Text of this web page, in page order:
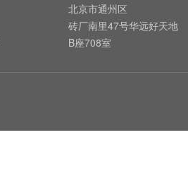
北京市通州区
砖厂南里47号华远好天地
B座708室